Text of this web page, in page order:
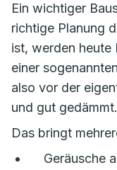
Ein wichtiger
richtige Planung
ist, werden heute
einer
also vor der
und gut gedämmt.
Das bringt
Geräusche